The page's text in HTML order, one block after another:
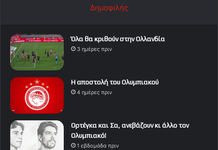
Δημοφιλής
Όλα θα κριθούν στην Ολλανδία
3 ημέρες πριν
Η αποστολή του Ολυμπιακού
4 ημέρες πριν
Ορτέγκα και Σα, ανεβάζουν κι άλλο τον
Ολυμπιακό!
1 εβδομάδα πριν